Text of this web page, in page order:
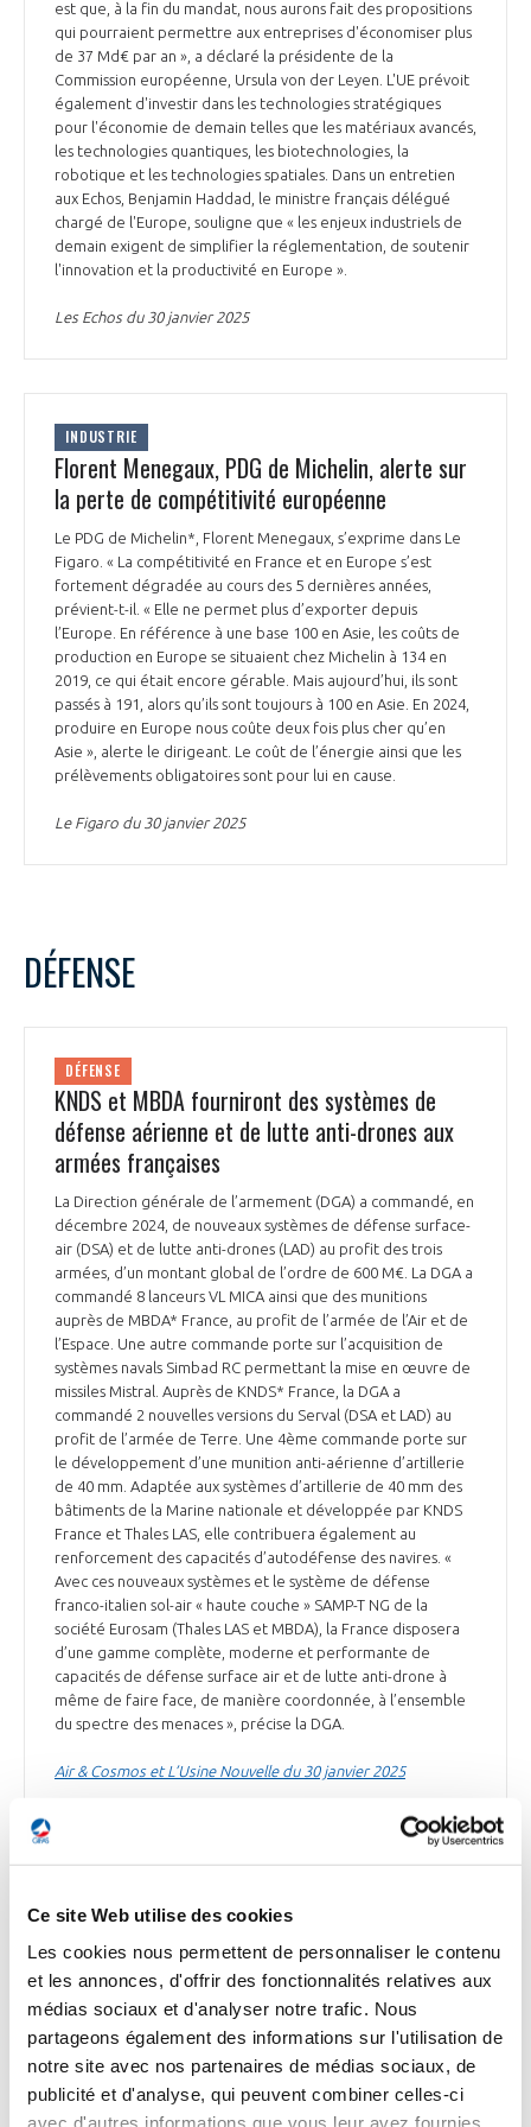
Ce site Web utilise des cookies
Les cookies nous permettent de personnaliser le contenu
et les annonces, d'offrir des fonctionnalités relatives aux
médias sociaux et d'analyser notre trafic. Nous
partageons également des informations sur l'utilisation de
notre site avec nos partenaires de médias sociaux, de
publicité et d'analyse, qui peuvent combiner celles-ci
avec d'autres informations que vous leur avez fournies
est que, à la fin du mandat, nous aurons fait des propositions
qui pourraient permettre aux entreprises d'économiser plus
de 37 Md€ par an », a déclaré la présidente de la
Commission européenne, Ursula von der Leyen. L'UE prévoit
également d'investir dans les technologies stratégiques
pour l'économie de demain telles que les matériaux avancés,
les technologies quantiques, les biotechnologies, la
robotique et les technologies spatiales. Dans un entretien
aux Echos, Benjamin Haddad, le ministre français délégué
chargé de l'Europe, souligne que « les enjeux industriels de
demain exigent de simplifier la réglementation, de soutenir
l'innovation et la productivité en Europe ».
Les Echos du 30 janvier 2025
INDUSTRIE
Florent Menegaux, PDG de Michelin, alerte sur
la perte de compétitivité européenne
Le PDG de Michelin*, Florent Menegaux, s’exprime dans Le
Figaro. « La compétitivité en France et en Europe s’est
fortement dégradée au cours des 5 dernières années,
prévient-t-il. « Elle ne permet plus d’exporter depuis
l’Europe. En référence à une base 100 en Asie, les coûts de
production en Europe se situaient chez Michelin à 134 en
2019, ce qui était encore gérable. Mais aujourd’hui, ils sont
passés à 191, alors qu’ils sont toujours à 100 en Asie. En 2024,
produire en Europe nous coûte deux fois plus cher qu’en
Asie », alerte le dirigeant. Le coût de l’énergie ainsi que les
prélèvements obligatoires sont pour lui en cause.
Le Figaro du 30 janvier 2025
DÉFENSE
DÉFENSE
KNDS et MBDA fourniront des systèmes de
défense aérienne et de lutte anti-drones aux
armées françaises
La Direction générale de l’armement (DGA) a commandé, en
décembre 2024, de nouveaux systèmes de défense surface-
air (DSA) et de lutte anti-drones (LAD) au profit des trois
armées, d’un montant global de l’ordre de 600 M€. La DGA a
commandé 8 lanceurs VL MICA ainsi que des munitions
auprès de MBDA* France, au profit de l’armée de l’Air et de
l’Espace. Une autre commande porte sur l’acquisition de
systèmes navals Simbad RC permettant la mise en œuvre de
missiles Mistral. Auprès de KNDS* France, la DGA a
commandé 2 nouvelles versions du Serval (DSA et LAD) au
profit de l’armée de Terre. Une 4ème commande porte sur
le développement d’une munition anti-aérienne d’artillerie
de 40 mm. Adaptée aux systèmes d’artillerie de 40 mm des
bâtiments de la Marine nationale et développée par KNDS
France et Thales LAS, elle contribuera également au
renforcement des capacités d’autodéfense des navires. «
Avec ces nouveaux systèmes et le système de défense
franco-italien sol-air « haute couche » SAMP-T NG de la
société Eurosam (Thales LAS et MBDA), la France disposera
d’une gamme complète, moderne et performante de
capacités de défense surface air et de lutte anti-drone à
même de faire face, de manière coordonnée, à l’ensemble
du spectre des menaces », précise la DGA.
Air & Cosmos et L’Usine Nouvelle du 30 janvier 2025
ESPACE
ESPACE
Thales Alenia Space signe un contrat avec
l’ESA pour développer un futur atterrisseur
lunaire autonome et polyvalent